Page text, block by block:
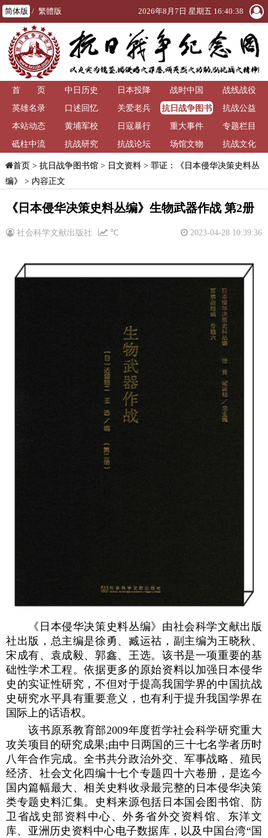
简体版 / 繁體版 2026年8月7日 星期五 16:40:38
首 页 中日历史 日本投降 战时中国
战线战役
英雄名录
口述回忆 关爱老兵
抗日战争图书
馆
抗战公益
本站动态
黄埔军校 日寇暴行 重大事件
专题栏目
砥柱中流
抗战研究 抗战论坛 场馆文物 抗战文化
首页> 抗日战争图书馆> 日文资料> 罪证：《日本侵华决策史料丛
编》
> 内容正文
《日本侵华决策史料丛编》生物武器作战 第2册
社会科学文献出版社 2023-04-28 10:39:36
℃
《日本侵华决策史料丛编》由社会科学文献出版
社出版，总主编是徐勇、臧运祜，副主编为王晓秋、
宋成有、袁成毅、郭鑫、王选。该书是一项重要的基
础性学术工程。依据更多的原始资料以加强日本侵华
史的实证性研究，不但对于提高我国学界的中国抗战
史研究水平具有重要意义，也有利于提升我国学界在
国际上的话语权。
该书原系教育部2009年度哲学社会科学研究重大
攻关项目的研究成果;由中日两国的三十七名学者历时
八年合作完成。全书共分政治外交、军事战略、殖民
经济、社会文化四编十七个专题四十六卷册，是迄今
国内篇幅最大、相关史料收录最完整的日本侵华决策
类专题史料汇集。史料来源包括日本国会图书馆、防
卫省战史部资料中心、外务省外交资料馆、东洋文
库、亚洲历史资料中心电子数据库，以及中国台湾“国